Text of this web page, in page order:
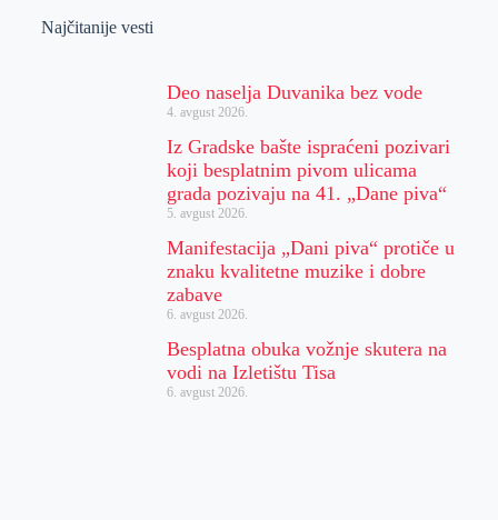
Najčitanije vesti
Deo naselja Duvanika bez vode
4. avgust 2026.
Iz Gradske bašte ispraćeni pozivari
koji besplatnim pivom ulicama
grada pozivaju na 41. „Dane piva“
5. avgust 2026.
Manifestacija „Dani piva“ protiče u
znaku kvalitetne muzike i dobre
zabave
6. avgust 2026.
Besplatna obuka vožnje skutera na
vodi na Izletištu Tisa
6. avgust 2026.